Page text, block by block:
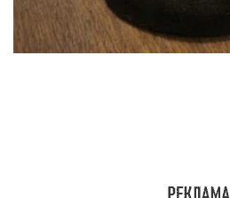
и низких частот